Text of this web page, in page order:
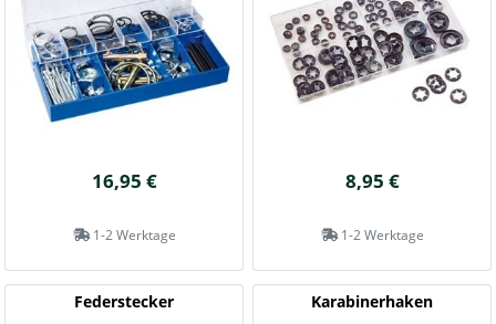
16,95 €
1-2 Werktage
8,95 €
1-2 Werktage
Federstecker Karabinerhaken